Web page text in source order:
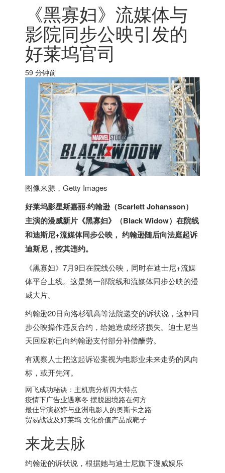
《黑寡妇》流媒体与
影院同步公映引发的
好莱坞官司
59 分钟前
图像来源， Getty Images
好莱坞影星斯嘉丽·约翰逊（Scarlett Johansson）
主演的漫威新片《黑寡妇》（Black Widow）在院线
和迪斯尼+流媒体同步公映， 约翰逊随后向法庭起诉
迪斯尼，控其违约。
《黑寡妇》7月9日在院线公映，同时在迪士尼+流媒
体平台上线。这是第一部院线和流媒体同步公映的漫
威大片。
约翰逊20日向洛杉矶高等法院递交的诉状说，这种同
步公映操作违反合约，给她造成经济损失。迪士尼当
天回应称已向约翰逊支付部分补偿酬劳。
有观察人士把这起诉讼案视为电影业未来走势的风向
标，或开先河。
网飞成功秘诀： 主机惠分析四大特点
疫情下广告业遇寒冬 摆脱困境路在何方
最佳导演赵婷与亚洲电影人的奥斯卡之路
贸易战波及好莱坞 文化价值产品成靶子
来龙去脉
约翰逊的诉状说，根据她与迪士尼旗下漫威娱乐